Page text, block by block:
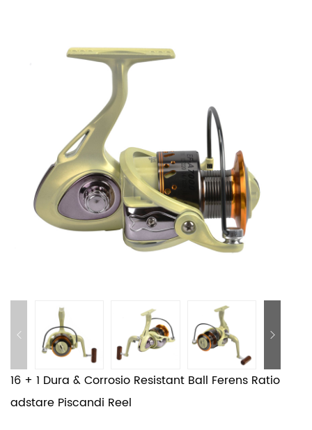
16 + 1 Dura & Corrosio Resistant Ball Ferens Ratio
adstare Piscandi Reel